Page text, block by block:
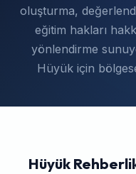
oluşturma,
eğitim hakları
yönlendirme
Hüyük için
Hüyük